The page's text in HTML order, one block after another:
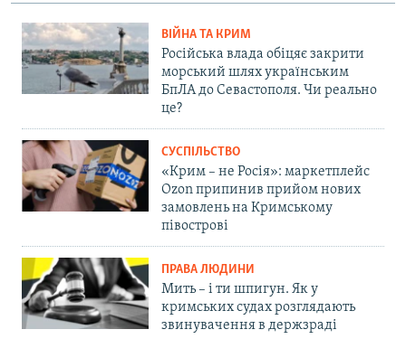
ВІЙНА ТА КРИМ
Російська влада обіцяє закрити
морський шлях українським
БпЛА до Севастополя. Чи реально
це?
СУСПІЛЬСТВО
«Крим – не Росія»: маркетплейс
Ozon припинив прийом нових
замовлень на Кримському
півострові
ПРАВА ЛЮДИНИ
Мить – і ти шпигун. Як у
кримських судах розглядають
звинувачення в держзраді